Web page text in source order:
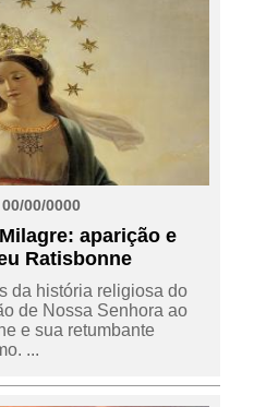
00/00/0000
aparição e
Ratisbonne
da história religiosa do
de Nossa Senhora ao
e sua retumbante
...